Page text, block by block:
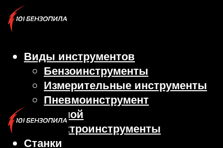
Виды инструментов
Бензоинструменты
Измерительные инструменты
Пневмоинструмент
Ручной
Электроинструменты
Станки